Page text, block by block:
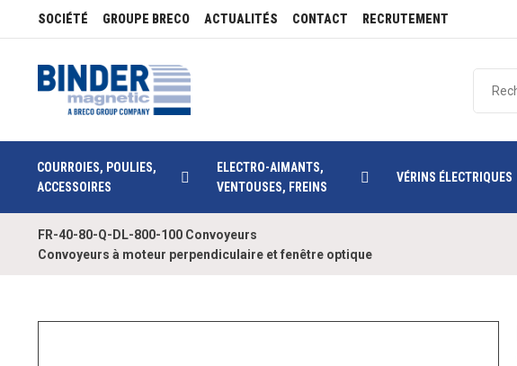
SOCIÉTÉ GROUPE BRECO ACTUALITÉS CONTACT RECRUTEMENT
COURROIES, POULIES,
ACCESSOIRES
ELECTRO-AIMANTS,
VENTOUSES, FREINS
VÉRINS ÉLECTRIQUES
FR-40-80-Q-DL-800-100 Convoyeurs
Convoyeurs à moteur perpendiculaire et fenêtre optique